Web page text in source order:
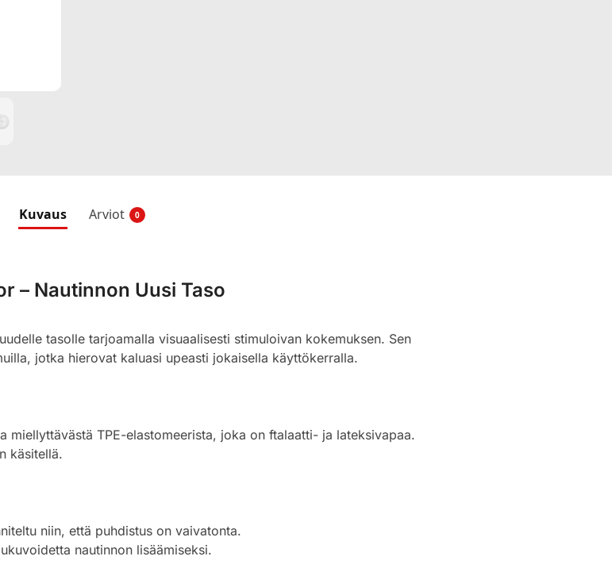
Kuvaus Arviot 0
– Nautinnon Uusi Taso
tasolle tarjoamalla visuaalisesti stimuloivan kokemuksen. Sen
jotka hierovat kaluasi upeasti jokaisella käyttökerralla.
miellyttävästä TPE-elastomeerista, joka on ftalaatti- ja lateksivapaa.
käsitellä.
niin, että puhdistus on vaivatonta.
nautinnon lisäämiseksi.